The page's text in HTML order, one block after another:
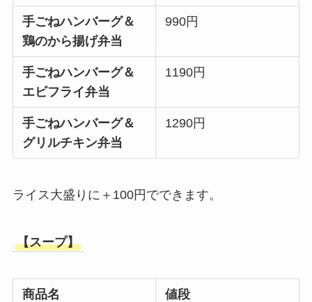
手ごねハンバーグ＆
鶏のから揚げ弁当
990円
手ごねハンバーグ＆
エビフライ弁当
1190円
手ごねハンバーグ＆
グリルチキン弁当
1290円
ライス大盛りに＋100円でできます。
【スープ】
商品名 値段